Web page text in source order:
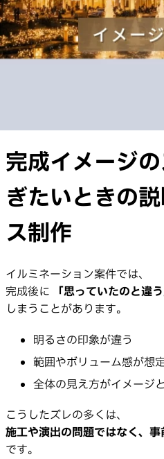
完成後に「思って
ならな
昼の 写真から、 夜の
配置・範囲・光量のイメージを
で同じ完成イメー
イルミネーショ
完成イメージ
ぎたいときの
ス制作
イルミネーション案件では、
完成後に
「思っていたのと違う
しまうことがあります。
明るさの印象が違う
範囲やボリューム感が想
全体の見え方がイメージ
こうしたズレの多くは、
施工や演出の問題ではなく、
です。